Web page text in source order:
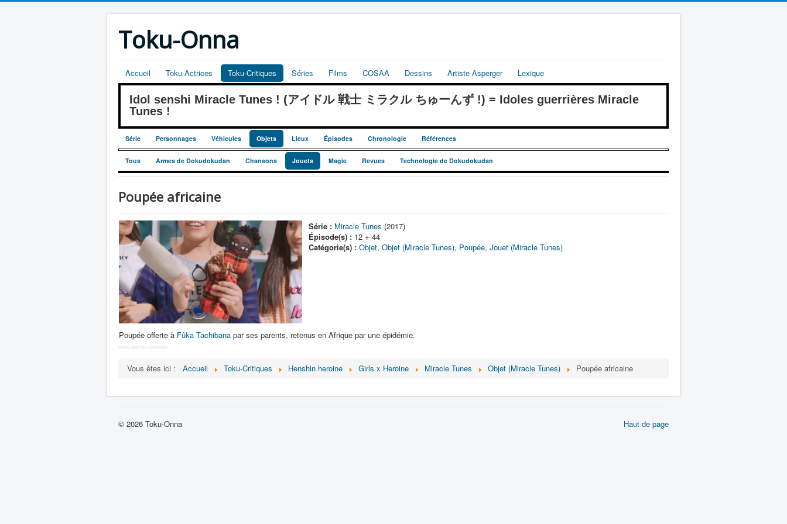
Toku-Onna
Accueil Toku-Actrices Toku-Critiques Séries Films COSAA Dessins Artiste Asperger Lexique
Idol senshi Miracle Tunes ! (アイドル 戦士 ミラクル ちゅーんず !) = Idoles guerrières Miracle
Tunes !
Série Personnages Véhicules Objets Lieux Épisodes Chronologie Références
Tous Armes de Dokudokudan Chansons Jouets Magie Revues Technologie de Dokudokudan
Poupée africaine
Série : Miracle Tunes (2017)
Épisode(s) :12 + 44
Catégorie(s) : Objet, Objet (Miracle Tunes), Poupée, Jouet (Miracle Tunes)
Poupée offerte à Fûka Tachibana par ses parents, retenus en Afrique par une épidémie.
More Joomla Extensions
Vous êtes ici : Accueil Toku-Critiques Henshin heroine Girls x Heroine Miracle Tunes Objet (Miracle Tunes) Poupée africaine
Haut de page
© 2026 Toku-Onna